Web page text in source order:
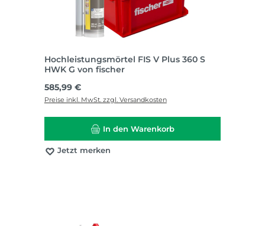
Hochleistungsmörtel FIS V Plus 360 S
HWK G von fischer
Regulärer Preis:
585,99 €
Preise inkl. MwSt. zzgl. Versandkosten
In den Warenkorb
Jetzt merken